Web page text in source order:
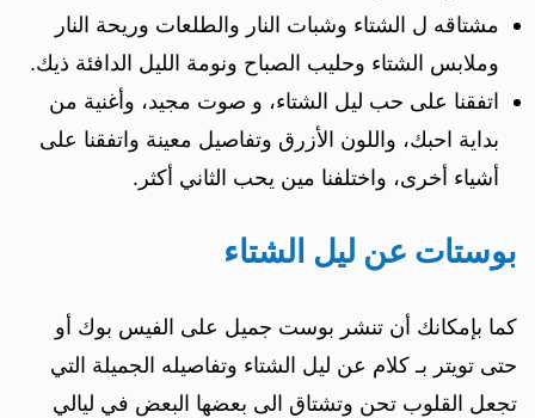
مشتاقه ل الشتاء وشبات النار والطلعات وريحة النار
وملابس الشتاء وحليب الصباح ونومة الليل الدافئة ذيك.
اتفقنا على حب ليل الشتاء، و صوت مجيد، وأغنية من
بداية احبك، واللون الأزرق وتفاصيل معينة واتفقنا على
أشياء أخرى، واختلفنا مين يحب الثاني أكثر.
بوستات عن ليل الشتاء
كما بإمكانك أن تنشر بوست جميل على الفيس بوك أو
حتى تويتر بـ كلام عن ليل الشتاء وتفاصيله الجميلة التي
تجعل القلوب تحن وتشتاق الى بعضها البعض في ليالي